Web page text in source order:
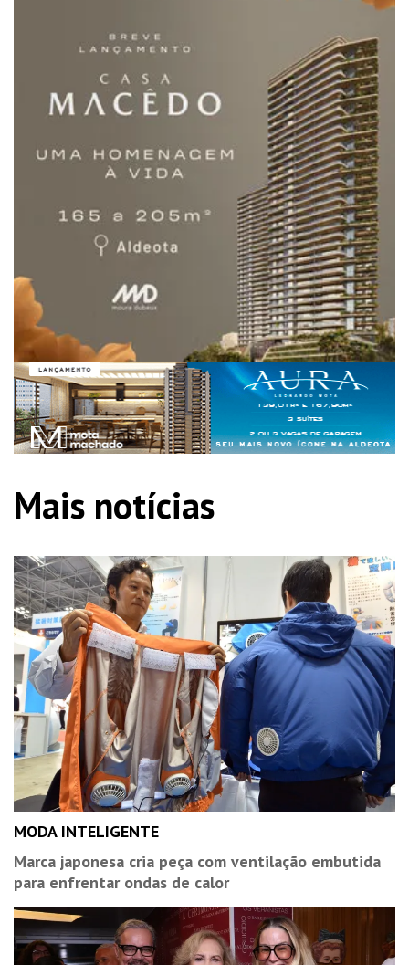
Mais notícias
MODA INTELIGENTE
Marca japonesa cria peça com ventilação embutida
para enfrentar ondas de calor